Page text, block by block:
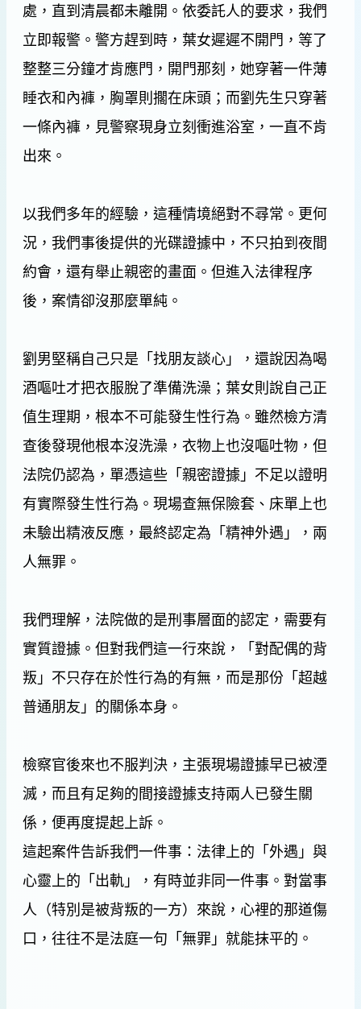
處，直到清晨都未離開。依委託人的要求，我們
立即報警。警方趕到時，葉女遲遲不開門，等了
整整三分鐘才肯應門，開門那刻，她穿著一件薄
睡衣和內褲，胸罩則擱在床頭；而劉先生只穿著
一條內褲，見警察現身立刻衝進浴室，一直不肯
出來。
以我們多年的經驗，這種情境絕對不尋常。更何
況，我們事後提供的光碟證據中，不只拍到夜間
約會，還有舉止親密的畫面。但進入法律程序
後，案情卻沒那麼單純。
劉男堅稱自己只是「找朋友談心」，還說因為喝
酒嘔吐才把衣服脫了準備洗澡；葉女則說自己正
值生理期，根本不可能發生性行為。雖然檢方清
查後發現他根本沒洗澡，衣物上也沒嘔吐物，但
法院仍認為，單憑這些「親密證據」不足以證明
有實際發生性行為。現場查無保險套、床單上也
未驗出精液反應，最終認定為「精神外遇」，兩
人無罪。
我們理解，法院做的是刑事層面的認定，需要有
實質證據。但對我們這一行來說，「對配偶的背
叛」不只存在於性行為的有無，而是那份「超越
普通朋友」的關係本身。
檢察官後來也不服判決，主張現場證據早已被湮
滅，而且有足夠的間接證據支持兩人已發生關
係，便再度提起上訴。
這起案件告訴我們一件事：法律上的「外遇」與
心靈上的「出軌」，有時並非同一件事。對當事
人（特別是被背叛的一方）來說，心裡的那道傷
口，往往不是法庭一句「無罪」就能抹平的。